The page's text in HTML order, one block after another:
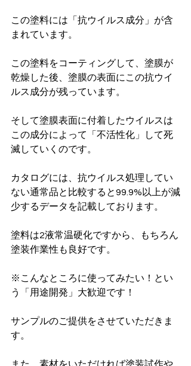
この塗料には「抗ウイルス成分」が含
まれています。
この塗料をコーティングして、塗膜が
乾燥した後、塗膜の表面にこの抗ウイ
ルス成分が残っています。
そして塗膜表面に付着したウイルスは
この成分によって「不活性化」して死
滅していくのです。
カタログには、抗ウイルス処理してい
ない通常品と比較すると99.9%以上が減
少するデータを記載しております。
塗料は2液常温硬化ですから、もちろん
塗装作業性も良好です。
※こんなところに使ってみたい！とい
う「用途開発」大歓迎です！
サンプルのご提供をさせていただきま
す。